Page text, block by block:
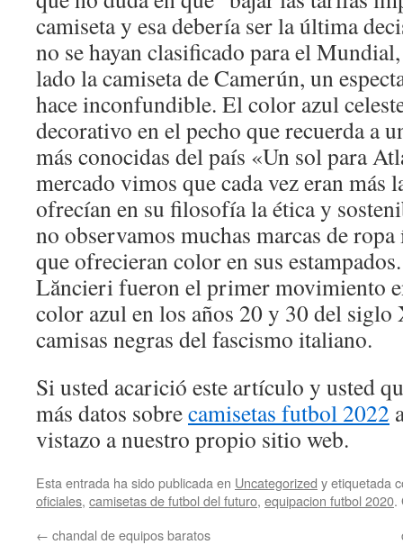
camiseta y esa debería ser la última
no se hayan clasificado para el
lado la camiseta de Camerún, un
hace inconfundible. El color azul
decorativo en el pecho que recuerda a
más conocidas del país «Un sol para
mercado vimos que cada vez eran más
ofrecían en su filosofía la ética y
no observamos muchas marcas de
que ofrecieran color en sus
Lăncieri fueron el primer movimiento
color azul en los años 20 y 30 del
camisas negras del fascismo italiano.
Si usted acarició este artículo y usted
más datos sobrecamisetas futbol 2022
vistazo a nuestro propio sitio web.
Esta entrada ha sido publicada en Uncategorized y etiquetada
oficiales, camisetas de futbol del futuro, equipacion futbol 2020.
← chandal de equipos baratos